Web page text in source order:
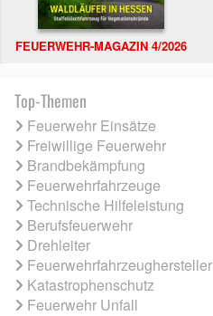
FEUERWEHR-MAGAZIN 4/2026
Top-Themen
Feuerwehr Einsätze
Freiwillige Feuerwehr
Brandbekämpfung
Feuerwehrfahrzeuge
Technische Hilfeleistung
Berufsfeuerwehr
Drehleiter
Feuerwehrfahrzeughersteller
Katastrophenschutz
Feuerwehr Unfall